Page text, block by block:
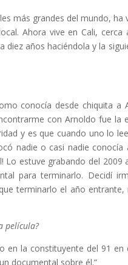
más grandes del mundo, ha
Ahora vive en Cali, cerca
diez años haciéndola y la
conocía desde chiquita a
con Arnoldo fue la
y es que cuando uno lo
nadie o casi nadie conocía
estuve grabando del 2009
para terminarlo. Decidí
terminarlo el año
película?
en la constituyente del 91
documental sobre él.”